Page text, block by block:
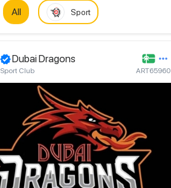
All Sport
Dubai Dragons
Sport Club ART65960